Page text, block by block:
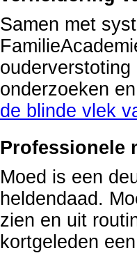
Samen met
onderzoeken
de blinde vlek
Professionele
Moed is een
heldendaad.
zien en uit
kortgeleden